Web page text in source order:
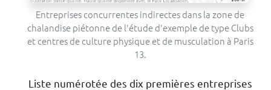
Entreprises concurrentes indirectes dans la zone de
chalandise piétonne de l'étude d'exemple de type Clubs
et centres de culture physique et de musculation à Paris
13.
Liste numérotée des dix premières entreprises